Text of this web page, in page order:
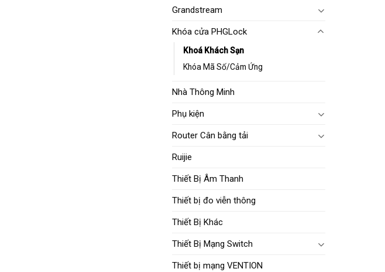
Grandstream
Khóa cửa PHGLock
Khoá Khách Sạn
Khóa Mã Số/Cảm Ứng
Nhà Thông Minh
Phụ kiện
Router Cân bằng tải
Ruijie
Thiết Bị Âm Thanh
Thiết bị đo viễn thông
Thiết Bị Khác
Thiết Bị Mạng Switch
Thiết bị mạng VENTION